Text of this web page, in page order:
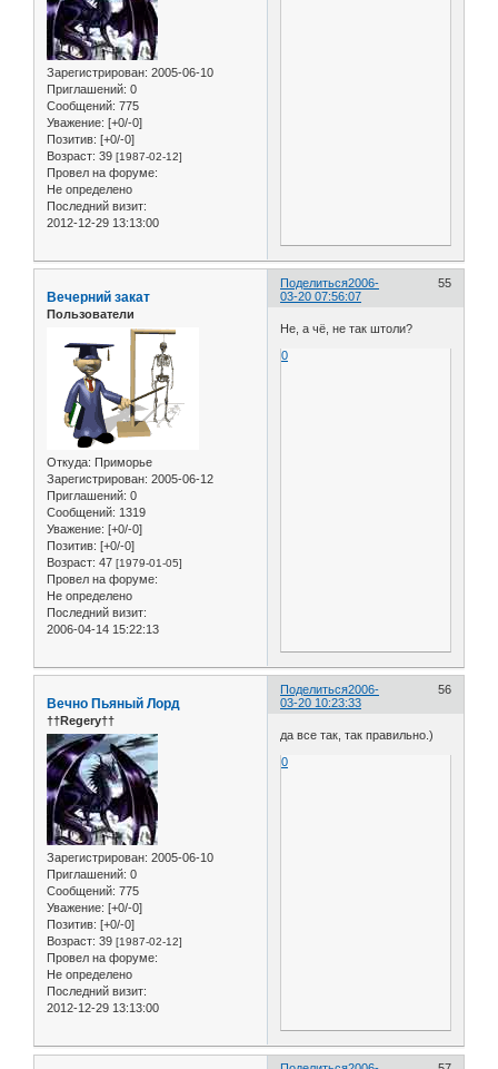
Зарегистрирован: 2005-06-10
Приглашений: 0
Сообщений: 775
Уважение: [+0/-0]
Позитив: [+0/-0]
Возраст: 39 [1987-02-12]
Провел на форуме:
Не определено
Последний визит:
2012-12-29 13:13:00
Поделиться 55
2006-
03-20 07:56:07
Вечерний закат
Пользователи
Откуда: Приморье
Зарегистрирован: 2005-06-12
Приглашений: 0
Сообщений: 1319
Уважение: [+0/-0]
Позитив: [+0/-0]
Возраст: 47 [1979-01-05]
Провел на форуме:
Не определено
Последний визит:
2006-04-14 15:22:13
Не, а чё, не так штоли?
0
Поделиться 56
2006-
03-20 10:23:33
Вечно Пьяный Лорд
††Regery††
Зарегистрирован: 2005-06-10
Приглашений: 0
Сообщений: 775
Уважение: [+0/-0]
Позитив: [+0/-0]
Возраст: 39 [1987-02-12]
Провел на форуме:
Не определено
Последний визит:
2012-12-29 13:13:00
да все так, так правильно.)
0